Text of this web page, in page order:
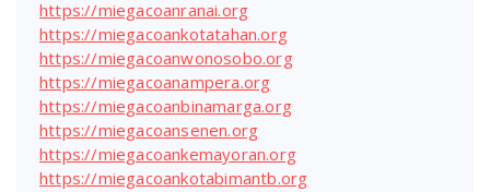
https://miegacoanranai.org
https://miegacoankotatahan.org
https://miegacoanwonosobo.org
https://miegacoanampera.org
https://miegacoanbinamarga.org
https://miegacoansenen.org
https://miegacoankemayoran.org
https://miegacoankotabimantb.org